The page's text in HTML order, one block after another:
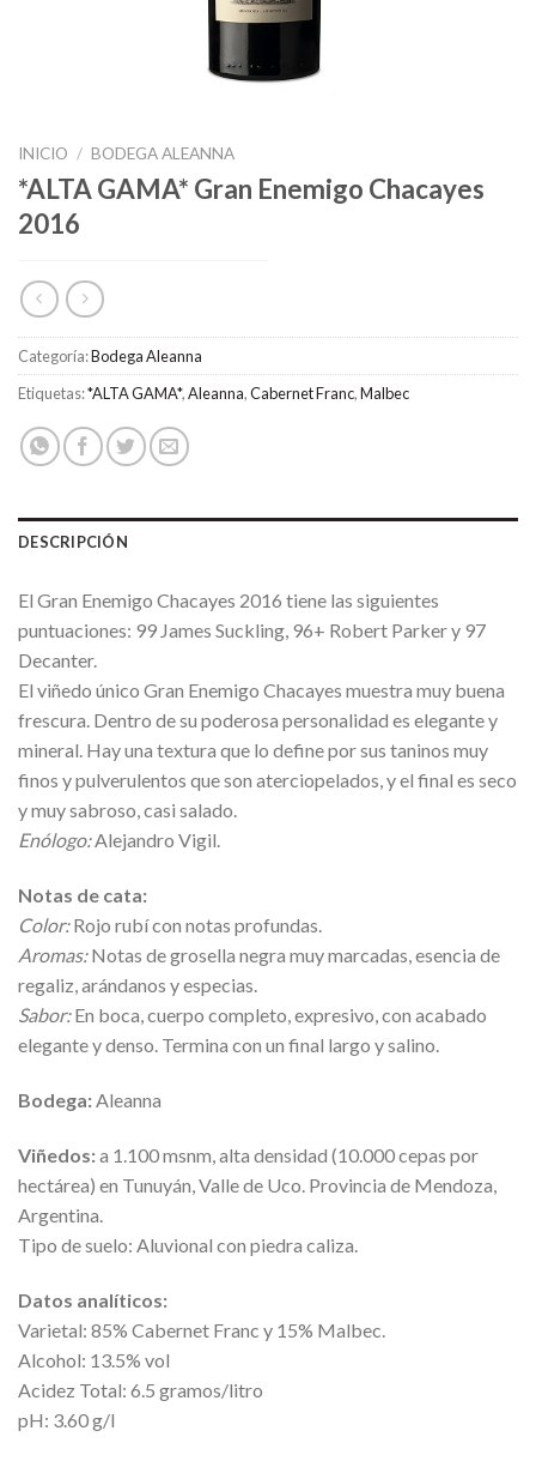
INICIO / BODEGA ALEANNA
*ALTA GAMA* Gran Enemigo Chacayes
2016
Categoría:Bodega Aleanna
Etiquetas:*ALTA GAMA*,Aleanna,Cabernet Franc,Malbec
DESCRIPCIÓN
El Gran Enemigo Chacayes 2016 tiene las siguientes
puntuaciones: 99 James Suckling, 96+ Robert Parker y 97
Decanter.
El viñedo único Gran Enemigo Chacayes muestra muy buena
frescura. Dentro de su poderosa personalidad es elegante y
mineral. Hay una textura que lo define por sus taninos muy
finos y pulverulentos que son aterciopelados, y el final es seco
y muy sabroso, casi salado.
Enólogo:Alejandro Vigil.
Notas de cata:
Color:Rojo rubí con notas profundas.
Aromas:Notas de grosella negra muy marcadas, esencia de
regaliz, arándanos y especias.
Sabor:En boca, cuerpo completo, expresivo, con acabado
elegante y denso. Termina con un final largo y salino.
Bodega:Aleanna
Viñedos:a 1.100 msnm, alta densidad (10.000 cepas por
hectárea) en Tunuyán, Valle de Uco. Provincia de Mendoza,
Argentina.
Tipo de suelo: Aluvional con piedra caliza.
Datos analíticos:
Varietal: 85% Cabernet Franc y 15% Malbec.
Alcohol: 13.5% vol
Acidez Total: 6.5 gramos/litro
pH: 3.60 g/l